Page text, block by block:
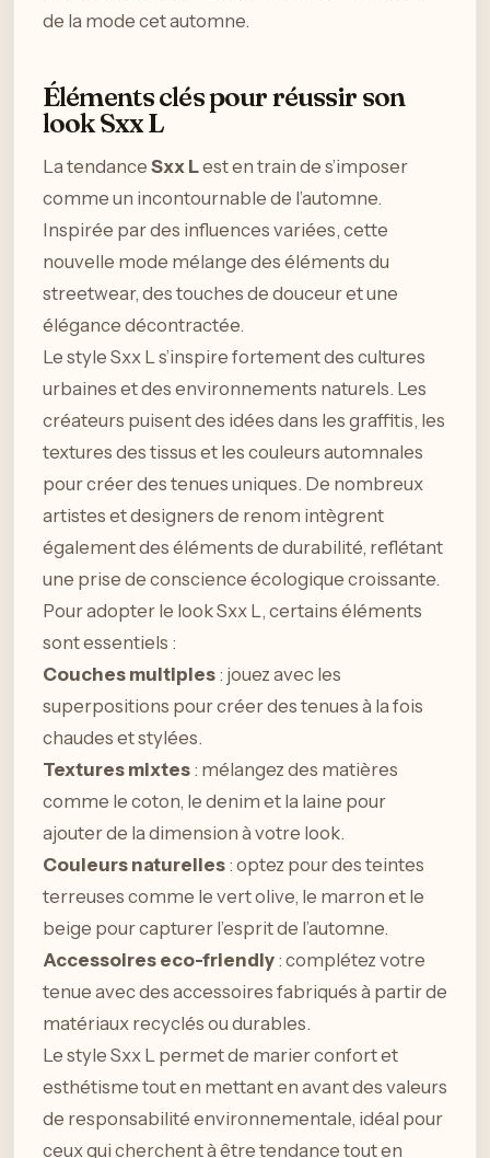
de la mode cet automne.
Éléments clés pour réussir son
look Sxx L
La tendance Sxx Lest en train de s’imposer
comme un incontournable de l’automne.
Inspirée par des influences variées, cette
nouvelle mode mélange des éléments du
streetwear, des touches de douceur et une
élégance décontractée.
Le style Sxx L s’inspire fortement des cultures
urbaines et des environnements naturels. Les
créateurs puisent des idées dans les graffitis, les
textures des tissus et les couleurs automnales
pour créer des tenues uniques. De nombreux
artistes et designers de renom intègrent
également des éléments de durabilité, reflétant
une prise de conscience écologique croissante.
Pour adopter le look Sxx L, certains éléments
sont essentiels :
Couches multiples : jouez avec les
superpositions pour créer des tenues à la fois
chaudes et stylées.
Textures mixtes : mélangez des matières
comme le coton, le denim et la laine pour
ajouter de la dimension à votre look.
Couleurs naturelles : optez pour des teintes
terreuses comme le vert olive, le marron et le
beige pour capturer l’esprit de l’automne.
Accessoires eco-friendly : complétez votre
tenue avec des accessoires fabriqués à partir de
matériaux recyclés ou durables.
Le style Sxx L permet de marier confort et
esthétisme tout en mettant en avant des valeurs
de responsabilité environnementale, idéal pour
ceux qui cherchent à être tendance tout en